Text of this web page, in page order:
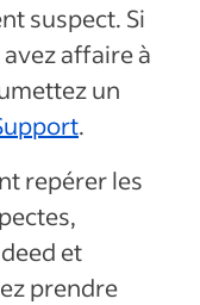
suspect. Si
affaire à
un
.
repérer les
et
prendre